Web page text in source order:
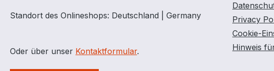
Standort des Onlineshops: Deutschland | Germany
Oder über unser Kontaktformular.
Privacy
Cookie-
Hinweis